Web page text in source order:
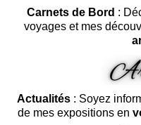
Carnets de Bord :
voyages et mes
Actualités : Soyez
de mes expositions en